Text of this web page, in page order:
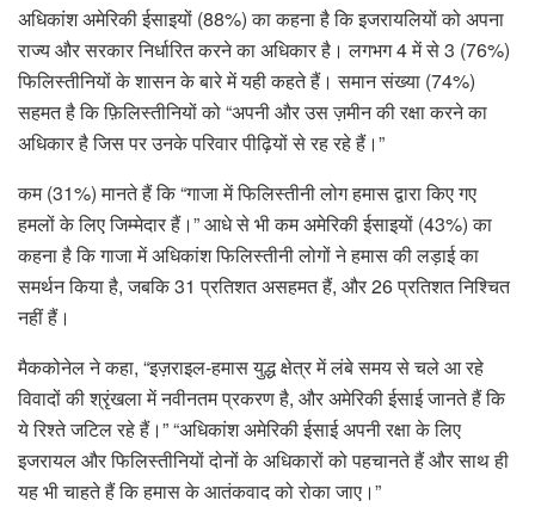
अधिकांश अमेरिकी ईसाइयों (88%) का कहना है कि इजरायलियों को अपना
राज्य और सरकार निर्धारित करने का अधिकार है। लगभग 4 में से 3 (76%)
फिलिस्तीनियों के शासन के बारे में यही कहते हैं। समान संख्या (74%)
सहमत है कि फ़िलिस्तीनियों को “अपनी और उस ज़मीन की रक्षा करने का
अधिकार है जिस पर उनके परिवार पीढ़ियों से रह रहे हैं।”
कम (31%) मानते हैं कि “गाजा में फिलिस्तीनी लोग हमास द्वारा किए गए
हमलों के लिए जिम्मेदार हैं।” आधे से भी कम अमेरिकी ईसाइयों (43%) का
कहना है कि गाजा में अधिकांश फिलिस्तीनी लोगों ने हमास की लड़ाई का
समर्थन किया है, जबकि 31 प्रतिशत असहमत हैं, और 26 प्रतिशत निश्चित
नहीं हैं।
मैककोनेल ने कहा, “इज़राइल-हमास युद्ध क्षेत्र में लंबे समय से चले आ रहे
विवादों की श्रृंखला में नवीनतम प्रकरण है, और अमेरिकी ईसाई जानते हैं कि
ये रिश्ते जटिल रहे हैं।” “अधिकांश अमेरिकी ईसाई अपनी रक्षा के लिए
इजरायल और फिलिस्तीनियों दोनों के अधिकारों को पहचानते हैं और साथ ही
यह भी चाहते हैं कि हमास के आतंकवाद को रोका जाए।”